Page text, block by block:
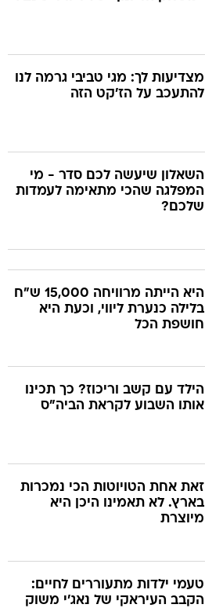
מצדיעות לך: מגי טביבי גרמה לנו
להתעכב על הז'קט הזה
השאלון שיעשה לכם סדר - מי
המפלגה שהכי מתאימה לעמדות
שלכם?
היא הייתה מרוויחה 15,000 ש"ח
בלילה כנערת ליווי, וכעת היא
חושפת הכל
הילד עם קשב וריכוז? כך תכינו
אותו השבוע לקראת הביה"ס
זאת אחת הטויוטות הכי נמכרות
בארץ. לא תאמינו היכן היא
מיוצרת
טעמי ילדות מתעוררים לחיים:
הקבב העיראקי של נאג׳י משוק